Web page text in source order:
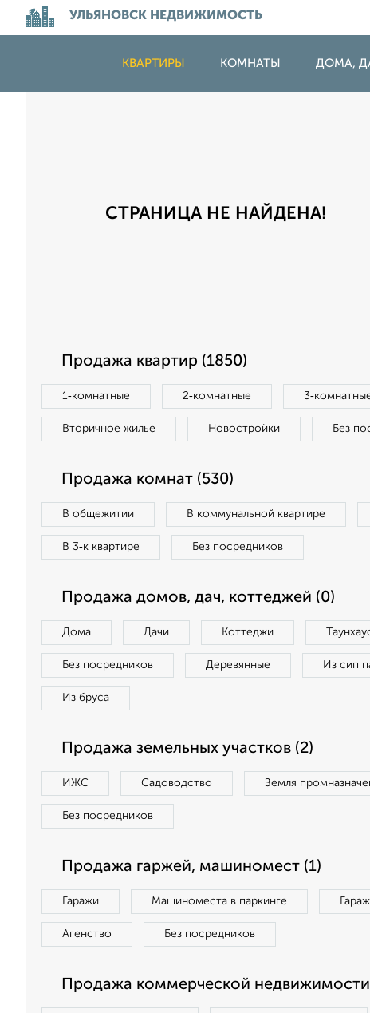
УЛЬЯНОВСК НЕДВИЖИМОСТЬ
КВАРТИРЫ КОМНАТЫ ДОМА,
СТРАНИЦА НЕ НАЙДЕНА!
Продажа квартир (1850)
1‑комнатные 2‑комнатные
Вторичное жилье Новостройки Без
Продажа комнат (530)
В общежитии В коммунальной квартире
В 3‑к квартире Без посредников
Продажа домов, дач, коттеджей (0)
Дома Дачи Коттеджи
Без посредников Деревянные Из сип
Из бруса
Продажа земельных участков (2)
ИЖС Садоводство Земля
Без посредников
Продажа гаржей, машиномест (1)
Гаражи Машиноместа в паркинге
Агенство Без посредников
Продажа коммерческой недвижимости